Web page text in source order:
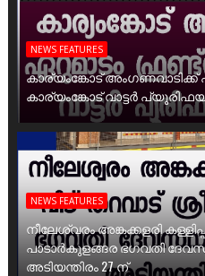
NEWS FEATURES
കാര്യംങ്കോട്
കാര്യംങ്കോട് വാട്ടർ
NEWS FEATURES
നീലേശ്വരം അങ്കക്കളരി
പാടാർകുളങ്ങര ഭഗവതി
അടിയന്തിരം 27 ന്